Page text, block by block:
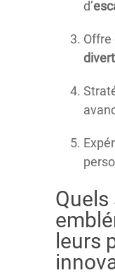
d’
Offre
leurs